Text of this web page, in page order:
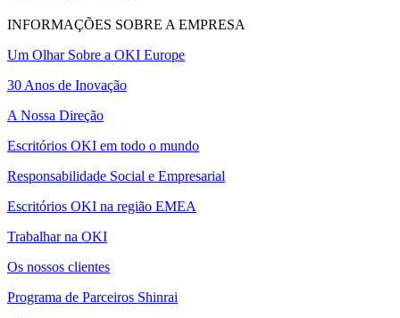
INFORMAÇÕES SOBRE A EMPRESA
Um Olhar Sobre a OKI Europe
30 Anos de Inovação
A Nossa Direção
Escritórios OKI em todo o mundo
Responsabilidade Social e Empresarial
Escritórios OKI na região EMEA
Trabalhar na OKI
Os nossos clientes
Programa de Parceiros Shinrai